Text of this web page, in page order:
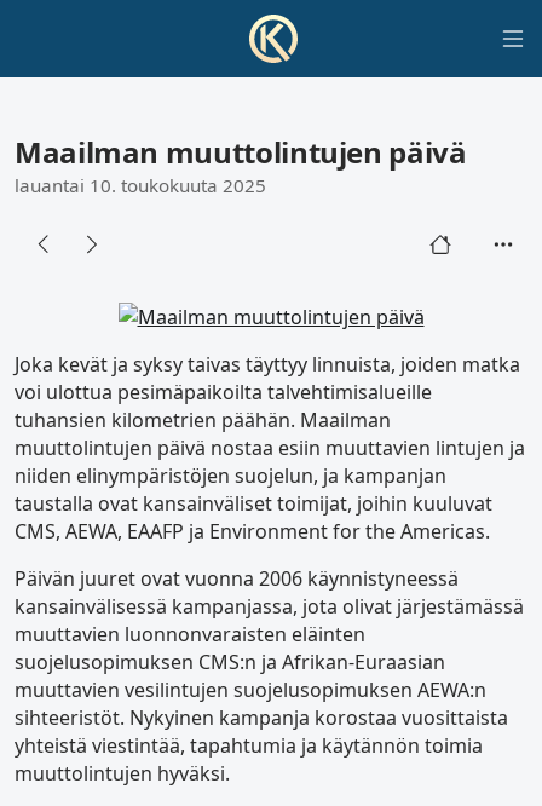
Maailman muuttolintujen päivä
lauantai 10. toukokuuta 2025
Joka kevät ja syksy taivas täyttyy linnuista, joiden matka
voi ulottua pesimäpaikoilta talvehtimisalueille
tuhansien kilometrien päähän. Maailman
muuttolintujen päivä nostaa esiin muuttavien lintujen ja
niiden elinympäristöjen suojelun, ja kampanjan
taustalla ovat kansainväliset toimijat, joihin kuuluvat
CMS, AEWA, EAAFP ja Environment for the Americas.
Päivän juuret ovat vuonna 2006 käynnistyneessä
kansainvälisessä kampanjassa, jota olivat järjestämässä
muuttavien luonnonvaraisten eläinten
suojelusopimuksen CMS:n ja Afrikan-Euraasian
muuttavien vesilintujen suojelusopimuksen AEWA:n
sihteeristöt. Nykyinen kampanja korostaa vuosittaista
yhteistä viestintää, tapahtumia ja käytännön toimia
muuttolintujen hyväksi.